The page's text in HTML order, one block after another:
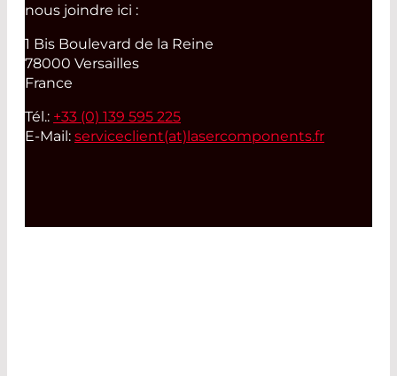
nous joindre ici :
1 Bis Boulevard de la Reine
78000 Versailles
France
Tél.: +33 (0) 139 595 225
E-Mail: serviceclient(at)lasercomponents.fr